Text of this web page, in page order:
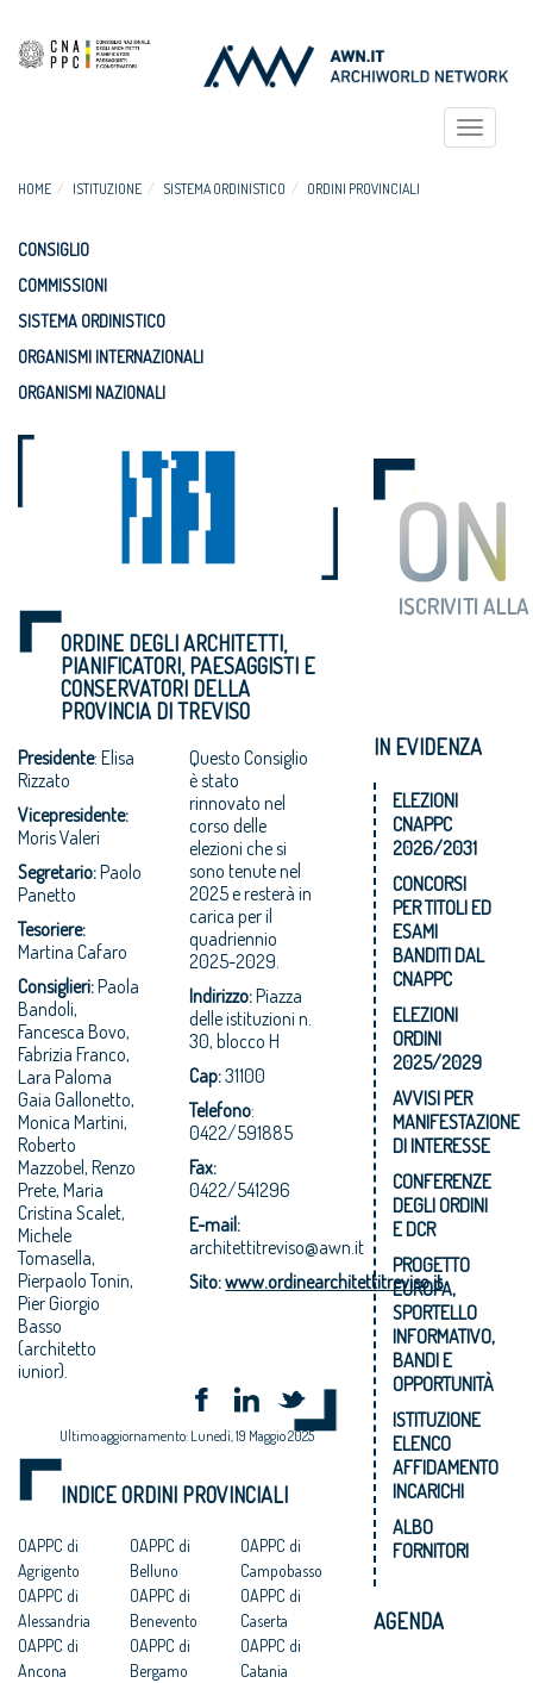
Toggle
HOME ISTITUZIONE SISTEMA ORDINISTICO ORDINI PROVINCIALI
CONSIGLIO
COMMISSIONI
SISTEMA ORDINISTICO
ORGANISMI INTERNAZIONALI
ORGANISMI NAZIONALI
ORDINE DEGLI ARCHITETTI,
PIANIFICATORI, PAESAGGISTI E
CONSERVATORI DELLA
PROVINCIA DI TREVISO
Presidente: Elisa
Rizzato
Vicepresidente:
Moris Valeri
Segretario:Paolo
Panetto
Tesoriere:
Martina Cafaro
Consiglieri:Paola
Bandoli,
Fancesca Bovo,
Fabrizia Franco,
Lara Paloma
Gaia Gallonetto,
Monica Martini,
Roberto
Mazzobel, Renzo
Prete, Maria
Cristina Scalet,
Michele
Tomasella,
Pierpaolo Tonin,
Pier Giorgio
Basso
(architetto
iunior).
Questo Consiglio
è stato
rinnovato nel
corso delle
elezioni che si
sono tenute nel
2025 e resterà in
carica per il
quadriennio
2025-2029.
Indirizzo:Piazza
delle istituzioni n.
30, blocco H
Cap:31100
Telefono:
0422/591885
Fax:
0422/541296
E-mail:
architettitreviso@awn.it
Sito:www.ordinearchitettitreviso.it
Ultimo aggiornamento: Lunedì, 19 Maggio 2025
INDICE ORDINI PROVINCIALI
OAPPC di
Agrigento
OAPPC di
Alessandria
OAPPC di
Ancona
OAPPC di
Belluno
OAPPC di
Benevento
OAPPC di
Bergamo
OAPPC di
Campobasso
OAPPC di
Caserta
OAPPC di
Catania
IN EVIDENZA
ELEZIONI
CNAPPC
2026/2031
CONCORSI
PER TITOLI ED
ESAMI
BANDITI DAL
CNAPPC
ELEZIONI
ORDINI
2025/2029
AVVISI PER
MANIFESTAZIONE
DI INTERESSE
CONFERENZE
DEGLI ORDINI
E DCR
PROGETTO
EUROPA,
SPORTELLO
INFORMATIVO,
BANDI E
OPPORTUNITÀ
ISTITUZIONE
ELENCO
AFFIDAMENTO
INCARICHI
ALBO
FORNITORI
AGENDA